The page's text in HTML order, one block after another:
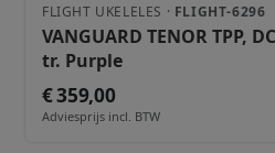
FLIGHT UKELELES · FLIGHT-6296
VANGUARD TENOR TPP,
tr. Purple
€ 359,00
Adviesprijs incl. BTW